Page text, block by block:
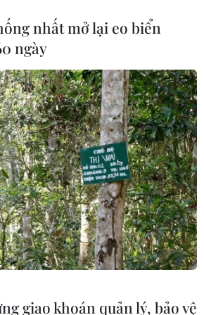
“đan kết” tình
Nam-Thái Lan
Bắc Ninh:
văn hóa du lịch
Thái Lan dự khai
quan hệ ngoại
Lan
nhất mở lại eo biển
ngày
giao khoán quản lý, bảo vệ